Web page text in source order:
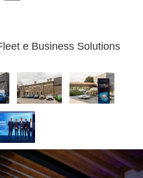
e Business Solutions